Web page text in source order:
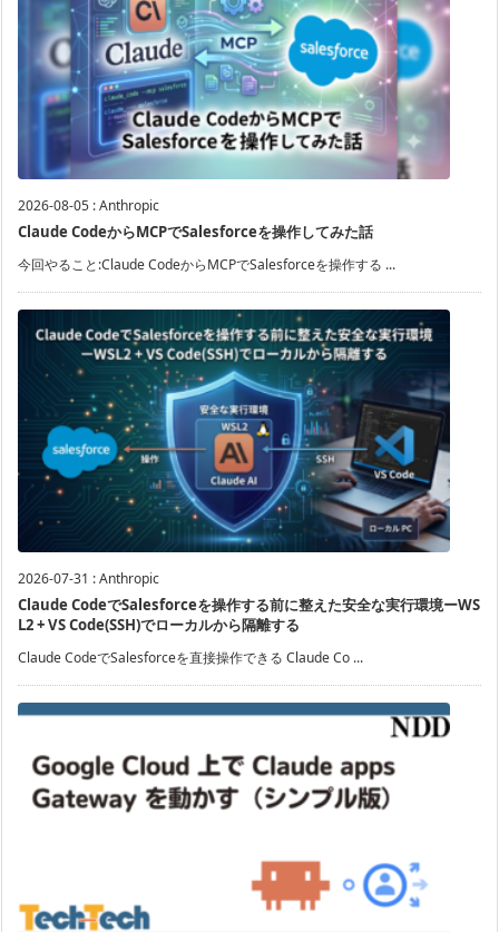
2026-08-05 :Anthropic
Claude CodeからMCPでSalesforceを操作してみた話
今回やること:Claude CodeからMCPでSalesforceを操作する ...
2026-07-31 :Anthropic
Claude CodeでSalesforceを操作する前に整えた安全な実行環境ーWS
L2 + VS Code(SSH)でローカルから隔離する
Claude CodeでSalesforceを直接操作できる Claude Co ...